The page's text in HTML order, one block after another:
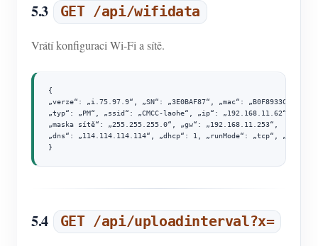
5.3 GET /api/wifidata
Vrátí konfiguraci Wi-Fi a sítě.
{
„verze“: „i.75.97.9“, „SN“: „3E0BAF87“, „mac“: „B0F8933C4F94“,
„typ“: „PM“, „ssid“: „CMCC-laohe“, „ip“: „192.168.11.62“,
„maska sítě“: „255.255.255.0“, „gw“: „192.168.11.253“,
„dns“: „114.114.114.114“, „dhcp“: 1, „runMode“: „tcp“,
}
5.4 GET /api/uploadinterval?x=